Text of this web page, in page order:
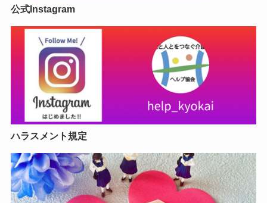
公式Instagram
ハラスメント規定